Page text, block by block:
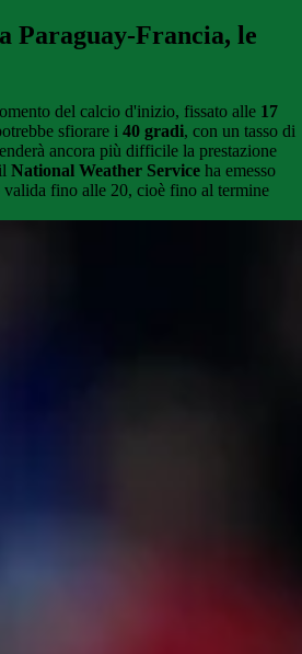
Paraguay-Francia, le
del calcio d'inizio, fissato alle 17
sfiorare i 40 gradi, con un tasso di
ancora più difficile la prestazione
National Weather Service ha emesso
valida fino alle 20, cioè fino al termine